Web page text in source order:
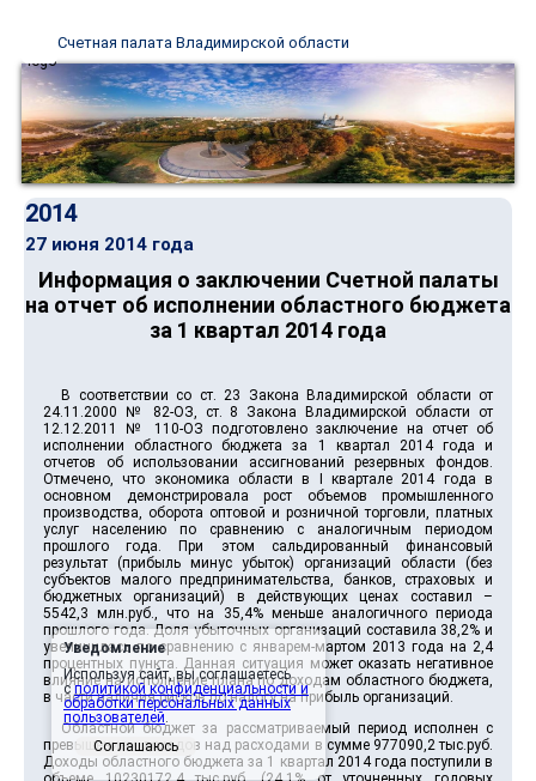
Счетная палата Владимирской области
2014
27 июня 2014 года
Информация о заключении Счетной палаты
на отчет об исполнении областного бюджета
за 1 квартал 2014 года
В соответствии со ст. 23 Закона Владимирской области от
24.11.2000 № 82-ОЗ, ст. 8 Закона Владимирской области от
12.12.2011 № 110-ОЗ подготовлено заключение на отчет об
исполнении областного бюджета за 1 квартал 2014 года и
отчетов об использовании ассигнований резервных фондов.
Отмечено, что экономика области в I квартале 2014 года в
основном демонстрировала рост объемов промышленного
производства, оборота оптовой и розничной торговли, платных
услуг населению по сравнению с аналогичным периодом
прошлого года. При этом сальдированный финансовый
результат (прибыль минус убыток) организаций области (без
субъектов малого предпринимательства, банков, страховых и
бюджетных организаций) в действующих ценах составил –
5542,3 млн.руб., что на 35,4% меньше аналогичного периода
прошлого года. Доля убыточных организаций составила 38,2% и
увеличилась по сравнению с январем-мартом 2013 года на 2,4
процентных пункта. Данная ситуация может оказать негативное
влияние на исполнение плана по доходам областного бюджета,
в части наличия рисков по налогу на прибыль организаций.
Областной бюджет за рассматриваемый период исполнен с
превышением доходов над расходами в сумме 977090,2 тыс.руб.
Доходы областного бюджета за 1 квартал 2014 года поступили в
Уведомление
Используя сайт, вы соглашаетесь
сполитикой конфиденциальности и
обработки персональных данных
пользователей.
Соглашаюсь